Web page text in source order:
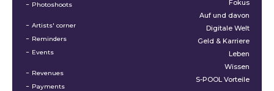
Photoshoots
Artists' corner
Reminders
Events
Revenues
Payments
Fokus
Auf und davon
Digitale Welt
Geld & Karriere
Leben
Wissen
S-POOL Vorteile